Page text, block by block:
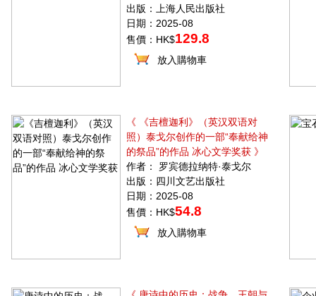
出版：上海人民出版社
日期：2025-08
售價：HK$129.8
放入購物車
《 《吉檀迦利》（英汉双语对
照）泰戈尔创作的一部“奉献给神
的祭品”的作品 冰心文学奖获 》
作者： 罗宾德拉纳特·泰戈尔
出版：四川文艺出版社
日期：2025-08
售價：HK$54.8
放入購物車